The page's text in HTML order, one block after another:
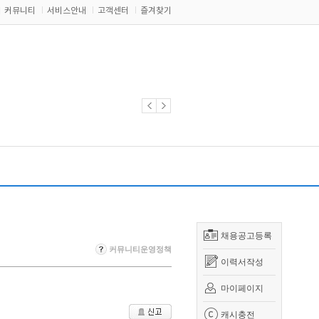
커뮤니티 서비스안내 고객센터 즐겨찾기
채용공고등록
이력서작성
마이페이지
캐시충전
커뮤니티운영정책